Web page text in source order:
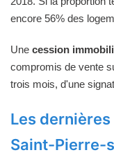
encore 56% des
Une cession
compromis de vente
trois mois, d'une
Les
Saint-Pierre-